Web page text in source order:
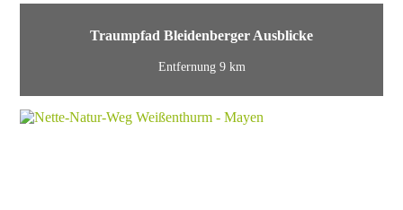
Traumpfad Bleidenberger Ausblicke
Entfernung 9 km